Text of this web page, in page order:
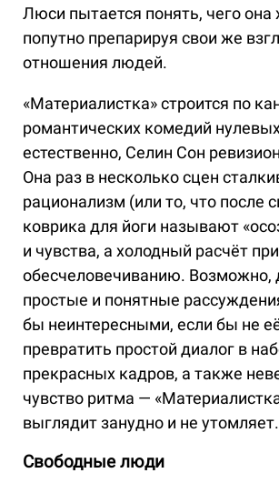
Люси пытается понять, чего она
попутно препарируя свои же
отношения людей.
«Материалистка» строится по
романтических комедий
естественно, Селин Сон
Она раз в несколько сцен
рационализм (или то, что после
коврика для йоги называют
и чувства, а холодный расчёт
обесчеловечиванию. Возможно,
простые и понятные
бы неинтересными, если бы не
превратить простой диалог в
прекрасных кадров, а также
чувство ритма —
выглядит занудно и не утомляет.
Свободные люди